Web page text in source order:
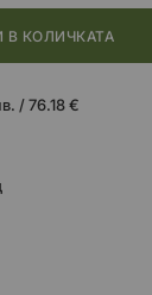
В КОЛИЧКАТА
/ 76.18 €